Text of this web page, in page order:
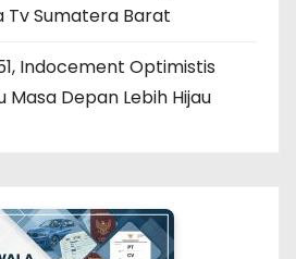
Tv Sumatera Barat
Indocement Optimistis
Masa Depan Lebih Hijau